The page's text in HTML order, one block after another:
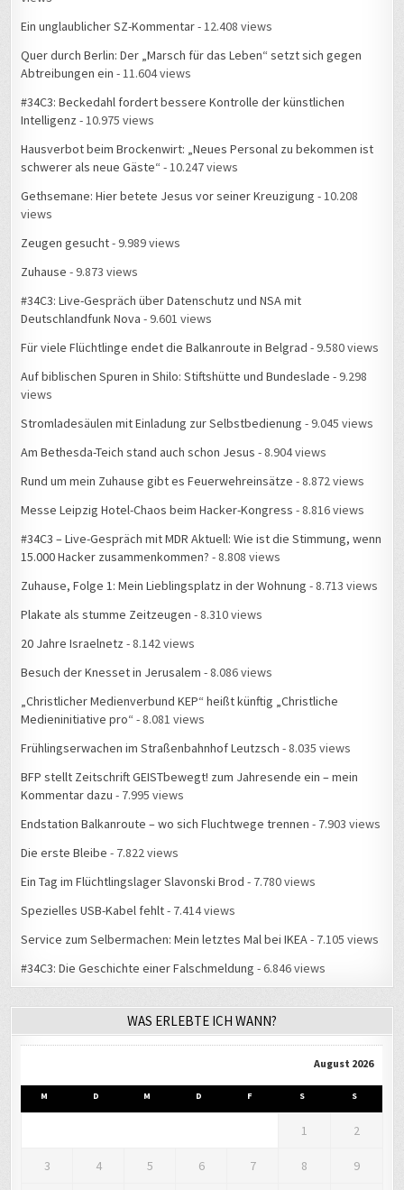
Ein unglaublicher SZ-Kommentar- 12.408 views
Quer durch Berlin: Der „Marsch für das Leben“ setzt sich gegen
Abtreibungen ein - 11.604 views
#34C3: Beckedahl fordert bessere Kontrolle der künstlichen
Intelligenz - 10.975 views
Hausverbot beim Brockenwirt: „Neues Personal zu bekommen ist
schwerer als neue Gäste“ - 10.247 views
Gethsemane: Hier betete Jesus vor seiner Kreuzigung - 10.208
views
Zeugen gesucht- 9.989 views
Zuhause - 9.873 views
#34C3: Live-Gespräch über Datenschutz und NSA mit
Deutschlandfunk Nova - 9.601 views
Für viele Flüchtlinge endet die Balkanroute in Belgrad - 9.580 views
Auf biblischen Spuren in Shilo: Stiftshütte und Bundeslade - 9.298
views
Stromladesäulen mit Einladung zur Selbstbedienung - 9.045 views
Am Bethesda-Teich stand auch schon Jesus - 8.904 views
Rund um mein Zuhause gibt es Feuerwehreinsätze - 8.872 views
Messe Leipzig Hotel-Chaos beim Hacker-Kongress - 8.816 views
#34C3 – Live-Gespräch mit MDR Aktuell: Wie ist die Stimmung, wenn
15.000 Hacker zusammenkommen? - 8.808 views
Zuhause, Folge 1: Mein Lieblingsplatz in der Wohnung - 8.713 views
Plakate als stumme Zeitzeugen - 8.310 views
20 Jahre Israelnetz - 8.142 views
Besuch der Knesset in Jerusalem - 8.086 views
„Christlicher Medienverbund KEP“ heißt künftig „Christliche
Medieninitiative pro“ - 8.081 views
Frühlingserwachen im Straßenbahnhof Leutzsch - 8.035 views
BFP stellt Zeitschrift GEISTbewegt! zum Jahresende ein – mein
Kommentar dazu - 7.995 views
Endstation Balkanroute – wo sich Fluchtwege trennen - 7.903 views
Die erste Bleibe - 7.822 views
Ein Tag im Flüchtlingslager Slavonski Brod - 7.780 views
Spezielles USB-Kabel fehlt- 7.414 views
Service zum Selbermachen: Mein letztes Mal bei IKEA- 7.105 views
#34C3: Die Geschichte einer Falschmeldung - 6.846 views
WAS ERLEBTE ICH WANN?
August 2026
M D M D F S S
1 2
3 4 5 6 7 8 9